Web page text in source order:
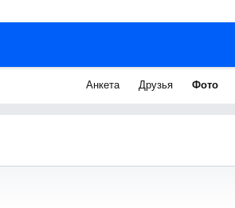
Анкета Друзья Фото